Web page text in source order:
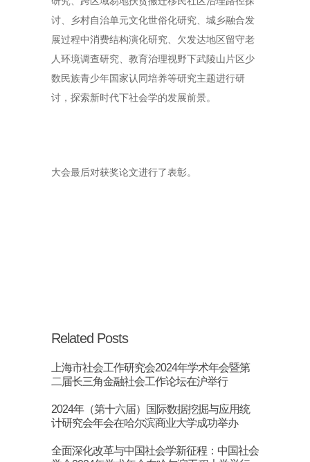
讨、乡村自治单元文化世俗化研究、城乡融合发
展过程中消费结构演化研究、欠发达地区留守老
人环境调查研究、教育治理视野下武陵山片区少
数民族青少年国家认同培养等研究主题进行研
讨，探索新时代下社会学的发展前景。
大会最后对获奖论文进行了表彰。
Related Posts
上海市社会工作研究会2024年学术年会暨第
二届长三角金融社会工作论坛在沪举行
2024年（第十六届）国际数据挖掘与应用统
计研究会年会在哈尔滨商业大学成功举办
全面深化改革与中国社会学新征程：中国社会